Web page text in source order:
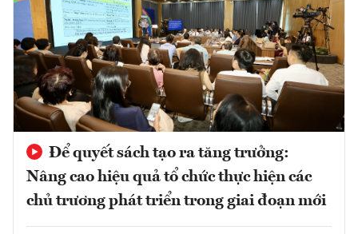
Để quyết sách tạo ra tăng trưởng:
Nâng cao hiệu quả tổ chức thực hiện các
chủ trương phát triển trong giai đoạn mới